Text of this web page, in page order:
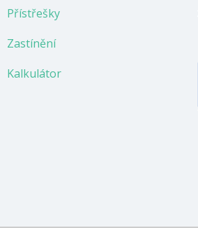
Přístřešky
Zastínění
Kalkulátor